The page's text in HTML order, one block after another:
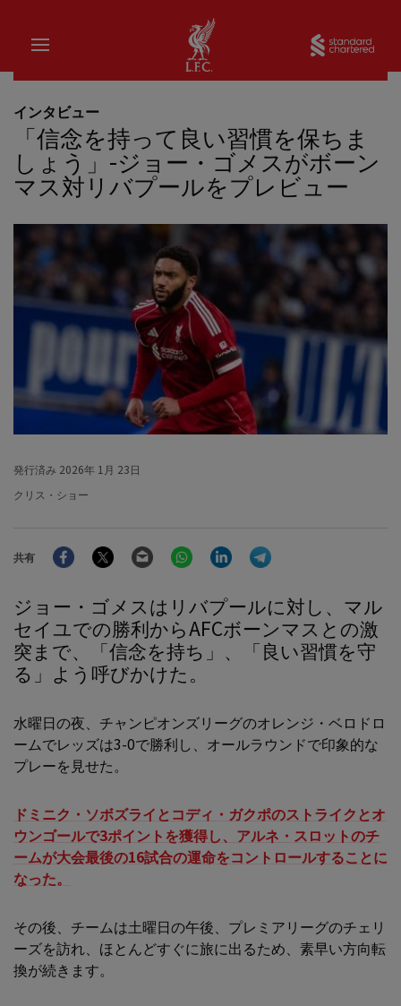
家
インタビュー
「信念を持って良い習慣を保ちま
しょう」-ジョー・ゴメスがボーン
マス対リバプールをプレビュー
発行済み 2026年 1月 23日
クリス・ショー
共有
FacebookTwitter Email WhatsAppLinkedIn
ジョー・ゴメスはリバプールに対し、マル
セイユでの勝利からAFCボーンマスとの激
突まで、「信念を持ち」、「良い習慣を守
る」よう呼びかけた。
水曜日の夜、チャンピオンズリーグのオレンジ・ベロドロ
ームでレッズは3-0で勝利し、オールラウンドで印象的な
プレーを見せた。
ドミニク・ソボズライとコディ・ガクポのストライクとオ
ウンゴールで3ポイントを獲得し、アルネ・スロットのチ
ームが大会最後の16試合の運命をコントロールすることに
なった。
その後、チームは土曜日の午後、プレミアリーグのチェリ
ーズを訪れ、ほとんどすぐに旅に出るため、素早い方向転
換が続きます。